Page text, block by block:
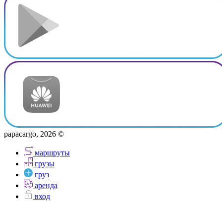
papacargo, 2026 ©
маршруты
грузы
груз
аренда
вход